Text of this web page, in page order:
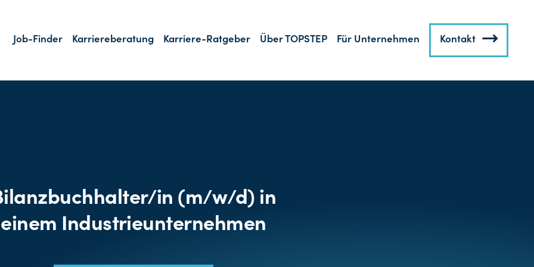
Job-Finder Karriereberatung Karriere-Ratgeber Über TOPSTEP Für Unternehmen Kontakt
in (m/w/d) in
einem Industrieunternehmen